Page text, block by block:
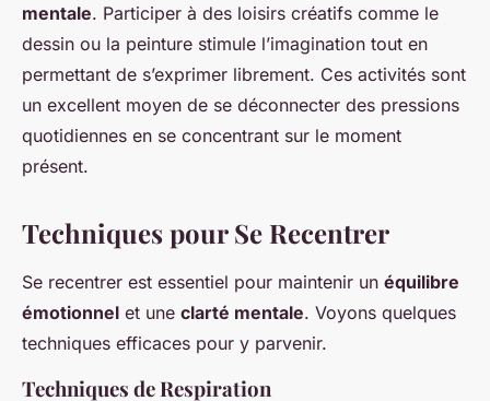
mentale. Participer à des loisirs créatifs comme le
dessin ou la peinture stimule l’imagination tout en
permettant de s’exprimer librement. Ces activités sont
un excellent moyen de se déconnecter des pressions
quotidiennes en se concentrant sur le moment
présent.
Techniques pour Se Recentrer
Se recentrer est essentiel pour maintenir un équilibre
émotionnel et une clarté mentale. Voyons quelques
techniques efficaces pour y parvenir.
Techniques de Respiration